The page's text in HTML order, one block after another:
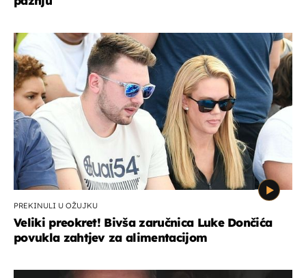
PREKINULI U OŽUJKU
Veliki preokret! Bivša zaručnica Luke Dončića
povukla zahtjev za alimentacijom